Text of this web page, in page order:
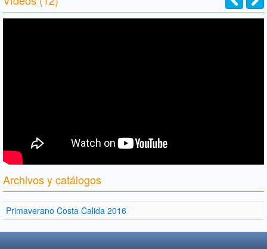
Archivos y catálogos
Primaverano Costa Calida 2016